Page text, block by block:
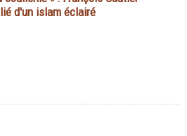
d'un islam éclairé